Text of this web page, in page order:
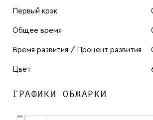
Первый крэк
Общее время
Время развития / Процент развития
Цвет
ГРАФИКИ ОБЖАРКИ